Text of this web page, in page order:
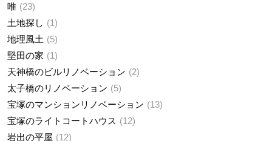
唯
23
土地探し
1
地理風土
5
堅田の家
1
天神橋のビルリノベーション
2
太子橋のリノベーション
5
宝塚のマンションリノベーション
13
宝塚のライトコートハウス
12
岩出の平屋
12